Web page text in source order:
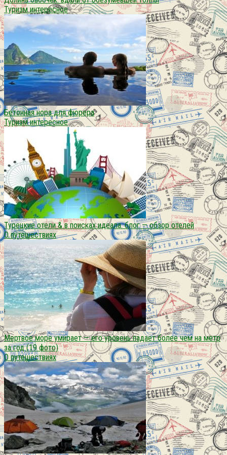
Туризм интересное
Бетонная нора для фюрера
Туризм интересное
Турецкие отели & в поисках идеала. блог — обзор отелей
О путешествиях
Мертвое море умирает — его уровень падает более чем на метр
за год (19 фото)
О путешествиях